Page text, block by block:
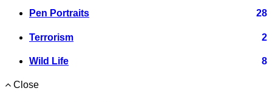
Pen Portraits 28
Terrorism 2
Wild Life 8
Close